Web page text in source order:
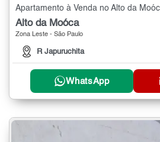
Apartamento à Venda no Alto da
Alto da Moóca
Zona Leste - São Paulo
R Japuruchita
WhatsApp